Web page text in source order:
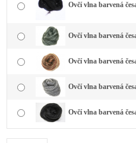
Ovčí vlna barvená
Ovčí vlna barvená
Ovčí vlna barvená
Ovčí vlna barvená
Ovčí vlna barvená